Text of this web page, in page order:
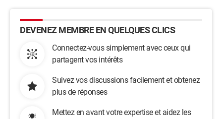
DEVENEZ MEMBRE EN QUELQUES CLICS
Connectez-vous simplement avec ceux qui
partagent vos intérêts
Suivez vos discussions facilement et obtenez
plus de réponses
Mettez en avant votre expertise et aidez les